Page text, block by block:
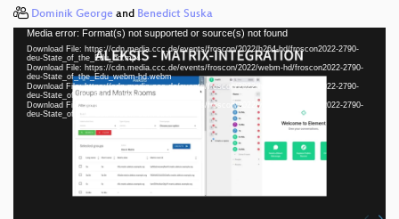
Dominik George and Benedict Suska
Video
Player
Media error: Format(s) not supported or source(s) not found
Download File: https://cdn.media.ccc.de/events/froscon/2022/h264-hd/froscon2022-2790-
deu-State_of_the_Edu_hd.mp4
Download File: https://cdn.media.ccc.de/events/froscon/2022/webm-hd/froscon2022-2790-
deu-State_of_the_Edu_webm-hd.webm
Download File: https://cdn.media.ccc.de/events/froscon/2022/h264-sd/froscon2022-2790-
deu-State_of_the_Edu_sd.mp4
Download File: https://cdn.media.ccc.de/events/froscon/2022/webm-sd/froscon2022-2790-
deu-State_of_the_Edu_webm-sd.webm
deu 1080p (mp4)
deu 1080p (webm)
deu 576p (mp4)
deu 576p (webm)